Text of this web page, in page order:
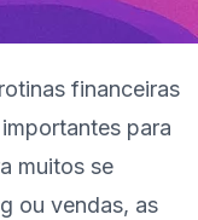
financeiras
para
muitos se
ou vendas, as